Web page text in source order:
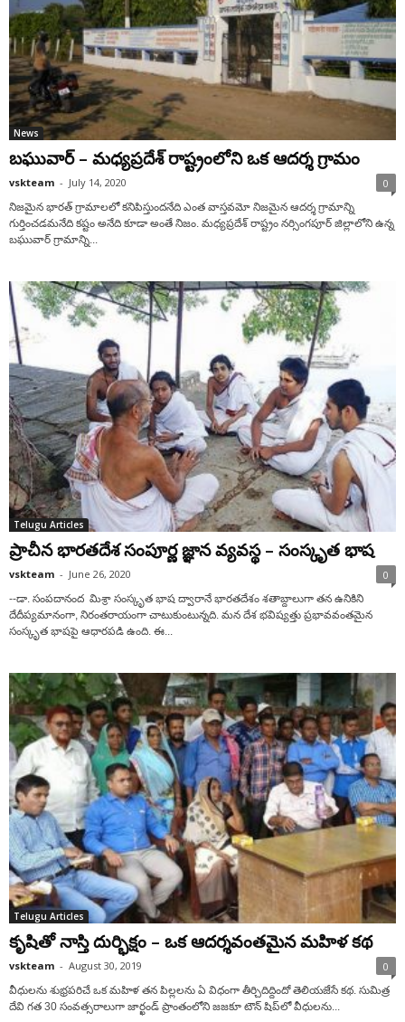
News
బఘువార్ – మధ్యప్రదేశ్ రాష్ట్రంలోని ఒక ఆదర్శ గ్రామం
vskteam - July 14, 2020 0
నిజమైన భారత్ గ్రామాలలో కనిపిస్తుందనేది ఎంత వాస్తవమో నిజమైన ఆదర్శ గ్రామాన్ని
గుర్తించడమనేది కష్టం అనేది కూడా అంతే నిజం. మధ్యప్రదేశ్ రాష్ట్రం నర్సింగపూర్ జిల్లాలోని ఉన్న
బఘువార్ గ్రామాన్ని...
Telugu Articles
ప్రాచీన భారతదేశ సంపూర్ణ జ్ఞాన వ్యవస్థ – సంస్కృత భాష
vskteam - June 26, 2020 0
--డా. సంపదానంద మిశ్రా సంస్కృత భాష ద్వారానే భారతదేశం శతాబ్దాలుగా తన ఉనికిని
దేదీప్యమానంగా, నిరంతరాయంగా చాటుకుంటున్నది. మన దేశ భవిష్యత్తు ప్రభావవంతమైన
సంస్కృత భాషపై ఆధారపడి ఉంది. ఈ...
Telugu Articles
కృషితో నాస్తి దుర్భిక్షం – ఒక ఆదర్శవంతమైన మహిళ కథ
vskteam - August 30, 2019 0
వీధులను శుభ్రపరిచే ఒక మహిళ తన పిల్లలను ఏ విధంగా తీర్చిదిద్దిందో తెలియజేసే కథ. సుమిత్ర
దేవి గత 30 సంవత్సరాలుగా జార్ఖండ్‌ ప్రాంతంలోని జజకూ టౌన్‌ షిప్‌లో వీధులను...